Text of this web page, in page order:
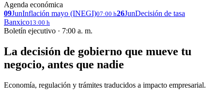
Agenda económica
09JunInflación mayo (INEGI)07:00 h26JunDecisión de tasa
Banxico13:00 h
Boletín ejecutivo · 7:00 a. m.
La decisión de gobierno que mueve tu
negocio, antes que nadie
Economía, regulación y trámites traducidos a impacto empresarial.